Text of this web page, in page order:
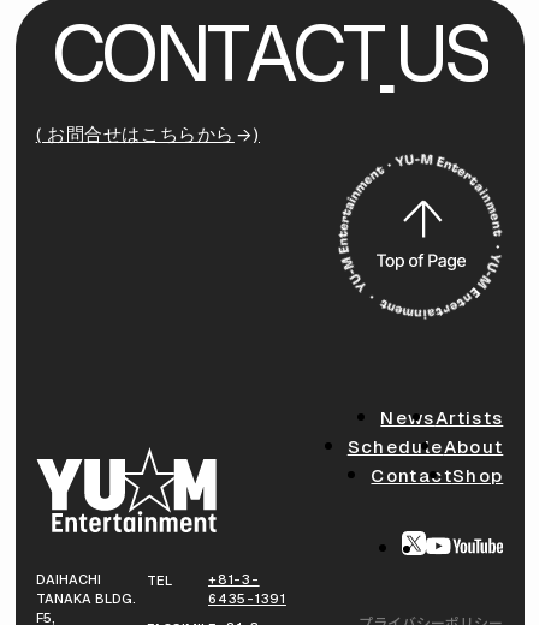
CONTACT US
( お問合せはこちらから )
DAIHACHI
TANAKA BLDG.
F5,
TEL
+81-3-
6435-1391
NewsArtists
ScheduleAbout
ContactShop